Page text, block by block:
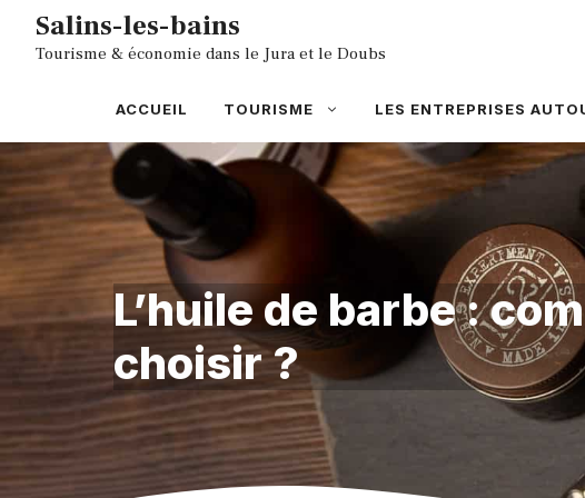
AllerSalins-les-bains
Tourisme & économie dans le Jura et le Doubs
ACCUEIL TOURISME LES ENTREPRISES
L’huile de barbe :
choisir ?